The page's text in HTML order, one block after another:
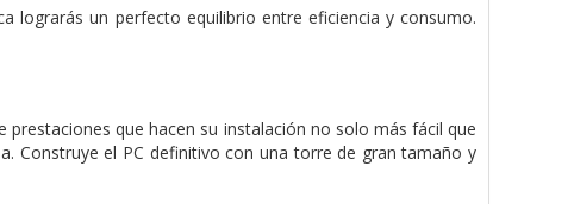
lograrás un perfecto equilibrio entre eficiencia y consumo.
prestaciones que hacen su instalación no solo más fácil que
Construye el PC definitivo con una torre de gran tamaño y